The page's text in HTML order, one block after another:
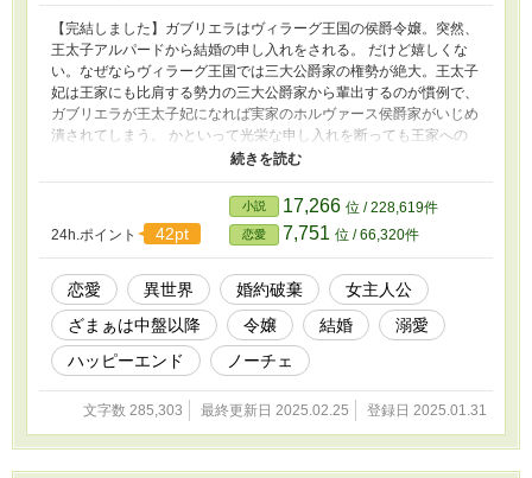
【完結しました】ガブリエラはヴィラーグ王国の侯爵令嬢。突然、
王太子アルパードから結婚の申し入れをされる。 だけど嬉しくな
い。なぜならヴィラーグ王国では三大公爵家の権勢が絶大。王太子
妃は王家にも比肩する勢力の三大公爵家から輩出するのが慣例で、
ガブリエラが王太子妃になれば実家のホルヴァース侯爵家がいじめ
潰されてしまう。 かといって光栄な申し入れを断っても王家への
不敬。それもお家断絶につながりかねない。 やむなく一旦は婚約
と、ガブリエラの奮闘がはじまる。 しかし、アルパードの誰もが
見惚れる美麗な笑顔と、まるで子供のように純粋な瞳。そして、ア
ルパードがなぜ自分を選んだのか、その驚くべき理由を知ったガブ
リエラは、次第にアルパードに惹かれてしまい――。 ガブリエラ
とアルパードの初々しい恋は、王位継承を巡る陰謀、隣国との複雑
な駆け引き、さらには権謀渦巻く国際謀略の渦へと呑み込まれてゆ
く。 華麗で重厚な王朝絵巻を舞台に、優雅で可憐で個性豊かなご
令嬢キャラが多数活躍する、実は才色兼備で文武両道の猫かぶり令
嬢ガブリエラが軽快に駆け抜ける、異色の異世界恋愛外交ファンタ
ジー。
24h.ポイント 42pt
小説 17,266 位 / 228,619件
恋愛 7,751 位 / 66,320件
恋愛 異世界 婚約破棄
女主人公
ざまぁは中盤以降
令嬢 結婚
溺愛
ハッピーエンド
ノーチェ
文字数 285,303 最終更新日 2025.02.25 登録日 2025.01.31